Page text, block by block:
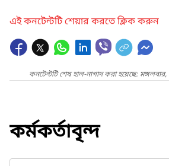
এই কনটেন্টটি শেয়ার করতে ক্লিক করুন
কনটেন্টটি শেষ হাল-নাগাদ করা হয়েছে:
কর্মকর্তাবৃন্দ